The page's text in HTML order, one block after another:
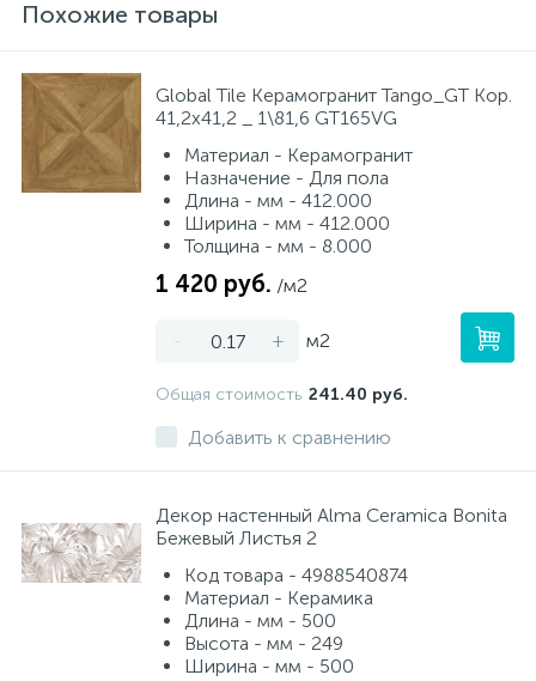
Похожие товары
Global Tile Керамогранит Tango_GT Кор.
41,2x41,2 _ 1\81,6 GT165VG
Материал - Керамогранит
Назначение - Для пола
Длина - мм - 412.000
Ширина - мм - 412.000
Толщина - мм - 8.000
1 420 руб. /м2
- + м2
Общая стоимость 241.40 руб.
Добавить к сравнению
Декор настенный Alma Ceramica Bonita
Бежевый Листья 2
Код товара - 4988540874
Материал - Керамика
Длина - мм - 500
Высота - мм - 249
Ширина - мм - 500